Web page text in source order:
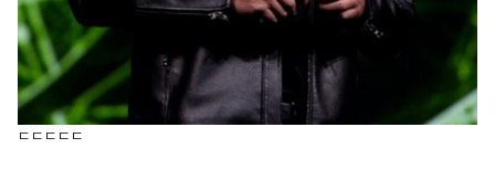
ㄷㄷㄷㄷㄷ